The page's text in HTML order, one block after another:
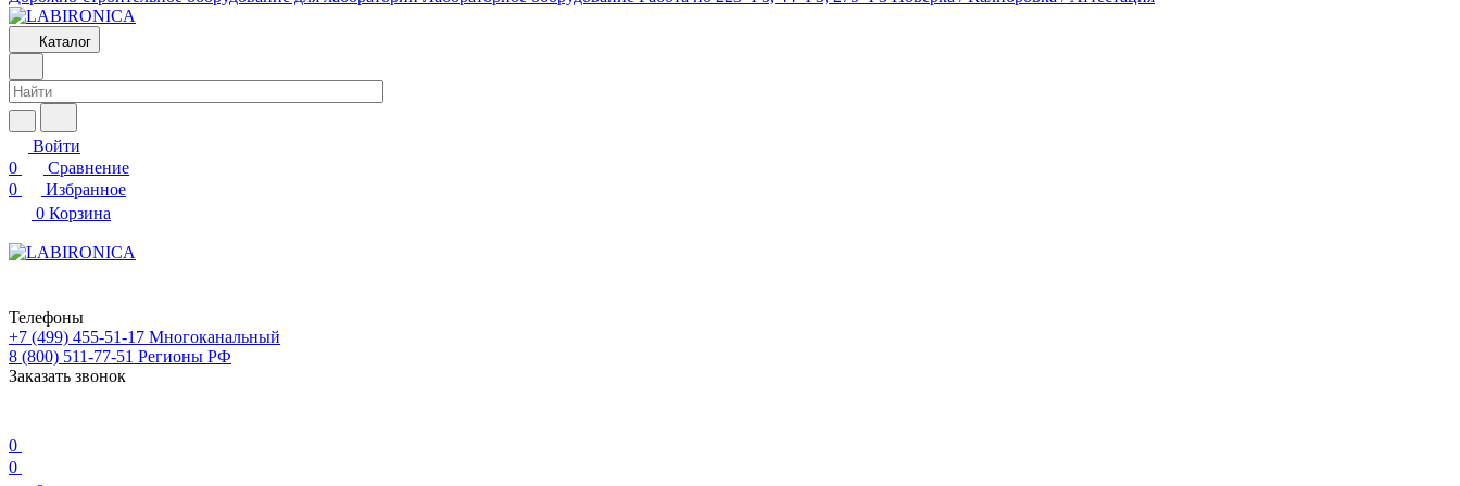
Каталог
Войти
0
Сравнение
0
Избранное
0 Корзина
Телефоны
+7 (499) 455-51-17 Многоканальный
8 (800) 511-77-51 Регионы РФ
Заказать звонок
0
0